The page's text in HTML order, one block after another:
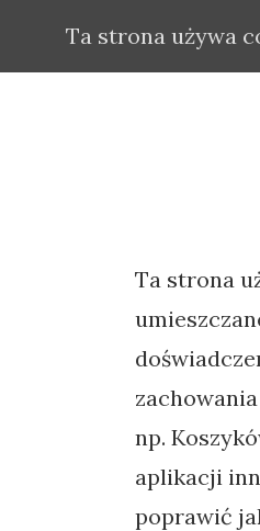
Ta strona
np.
aplikacji
poprawić
Ta strona używa